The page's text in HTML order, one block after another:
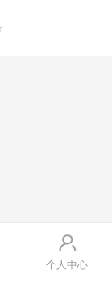
个人中心